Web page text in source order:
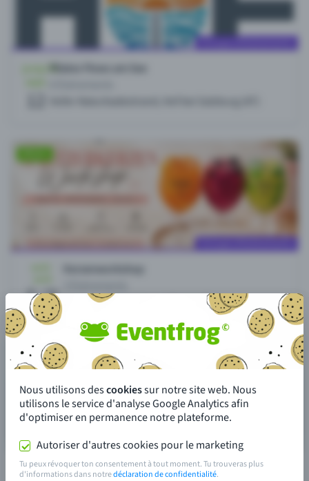
Nous utilisons descookiessur notre site web. Nous
utilisons le service d'analyse Google Analytics afin
d'optimiser en permanence notre plateforme.
Autoriser d'autres cookies pour le marketing
Tu peux révoquer ton consentement à tout moment. Tu trouveras plus
d'informations dans notredéclaration de confidentialité.